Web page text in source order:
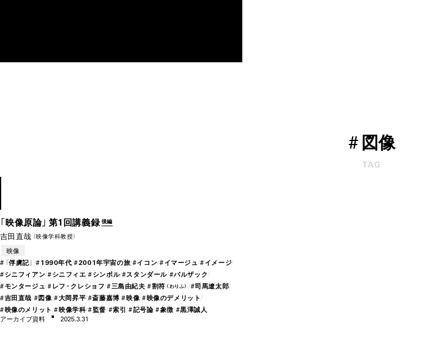
# 図像
TAG
映像原論」第1回講義録 後編
吉田直哉 （映像学科教授）
映像
# 『俘虜記』 #1990年代 #2001年宇宙の旅 #イコン #イマージュ #イ メージ
#シニフィアン #シニフィエ #シンボル #スタンダール #バルザック
#モンタージュ #レフ・ クレショフ #三島由紀夫 #割符 （わりふ） #司馬遼太郎
#吉田直哉 #図像 #大岡昇平 #斎藤嘉博 #映像 #映像のデメリット
#映像のメリット #映像学科 #監督 #索引 #記号論 #象徴 #黒澤誠人
アーカイブ資料 2025.3.31